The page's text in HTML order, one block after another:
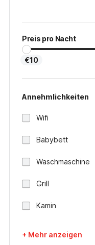
Preis pro Nacht
€10
Annehmlichkeiten
Wifi
Babybett
Waschmaschine
Grill
Kamin
+ Mehr anzeigen